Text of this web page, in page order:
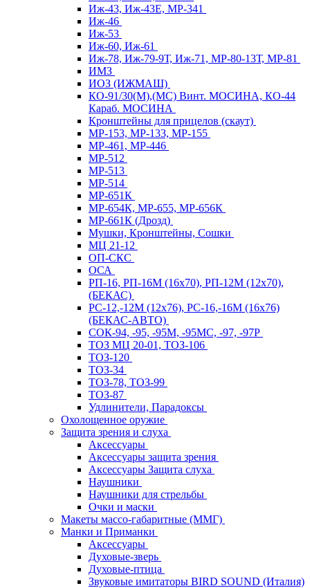
Иж-43, Иж-43Е, МР-341
Иж-46
Иж-53
Иж-60, Иж-61
Иж-78, Иж-79-9Т, Иж-71, МР-80-13Т, МР-81
ИМЗ
ИОЗ (ИЖМАШ)
КО-91/30(М),(МС) Винт. МОСИНА, КО-44
Караб. МОСИНА
Кронштейны для прицелов (скаут)
МР-153, МР-133, МР-155
МР-461, МР-446
МР-512
МР-513
МР-514
МР-651К
МР-654К, МР-655, МР-656К
МР-661К (Дрозд)
Мушки, Кронштейны, Сошки
МЦ 21-12
ОП-СКС
ОСА
РП-16, РП-16М (16х70), РП-12М (12х70),
(БЕКАС)
РС-12,-12М (12х76), РС-16,-16М (16х76)
(БЕКАС-АВТО)
СОК-94, -95, -95М, -95МС, -97, -97Р
ТОЗ МЦ 20-01, ТОЗ-106
ТОЗ-120
ТОЗ-34
ТОЗ-78, ТОЗ-99
ТОЗ-87
Удлинители, Парадоксы
Охолощенное оружие
Защита зрения и слуха
Аксессуары
Аксессуары защита зрения
Аксессуары Защита слуха
Наушники
Наушники для стрельбы
Очки и маски
Макеты массо-габаритные (ММГ)
Манки и Приманки
Аксессуары
Духовые-зверь
Духовые-птица
Звуковые имитаторы BIRD SOUND (Италия)